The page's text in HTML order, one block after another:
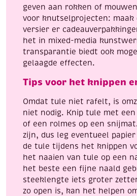
geven aan rokken of
voor knutselprojecten: maak
versier er
het in mixed-media
transparantie biedt ook
gelaagde effecten.
Tips voor het knippen
Omdat tule niet rafelt, is
niet nodig. Knip tule met
of een rolmes op een
zijn, dus leg eventueel
de tule tijdens het knippen
het naaien van tule op een
het beste een fijne naald
steeklengte iets groter
zo open is, kan het helpen